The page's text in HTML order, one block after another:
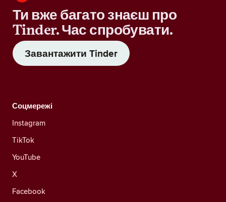
Ти вже багато знаєш про
Tinder. Час спробувати.
Завантажити Tinder
Соцмережі
Instagram
TikTok
YouTube
X
Facebook